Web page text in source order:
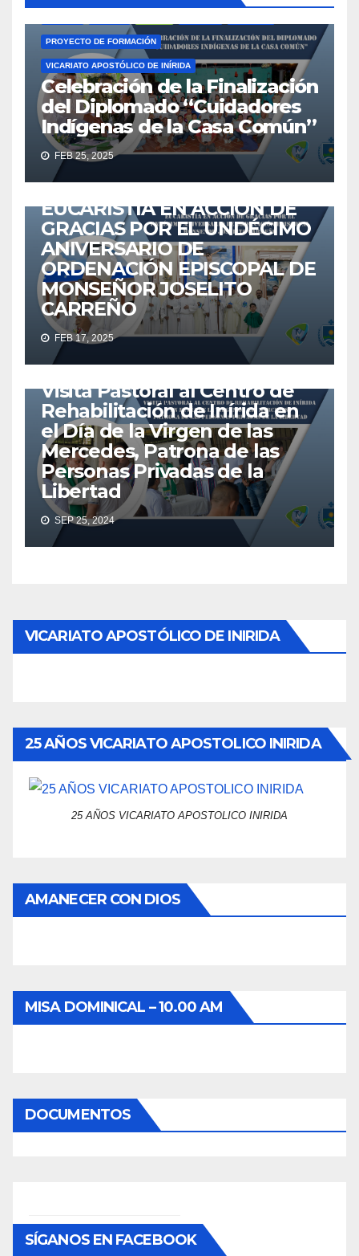
PROYECTO DE FORMACIÓN
VICARIATO APOSTÓLICO DE INÍRIDA
Celebración de la Finalización
del Diplomado “Cuidadores
Indígenas de la Casa Común”
FEB 25, 2025
ACTUALIDAD ANIVERSARIO EUCARISTÍA GUAINÍA
IGLESIA IGLESIA CATÓLICA NOTICIAS
EUCARISTÍA EN ACCIÓN DE
GRACIAS POR EL UNDÉCIMO
ANIVERSARIO DE
ORDENACIÓN EPISCOPAL DE
MONSEÑOR JOSELITO
CARREÑO
FEB 17, 2025
ACTUALIDAD AGENTES EMAÚS EUCARISTÍA IGLESIA
IGLESIA CATÓLICA MISIONEROS
VICARIATO APOSTÓLICO DE INÍRIDA VICINIRIDATV
Visita Pastoral al Centro de
Rehabilitación de Inírida en
el Día de la Virgen de las
Mercedes, Patrona de las
Personas Privadas de la
Libertad
SEP 25, 2024
VICARIATO APOSTÓLICO DE INIRIDA
25 AÑOS VICARIATO APOSTOLICO INIRIDA
25 AÑOS VICARIATO APOSTOLICO INIRIDA
AMANECER CON DIOS
MISA DOMINICAL – 10.00 AM
DOCUMENTOS
SÍGANOS EN FACEBOOK